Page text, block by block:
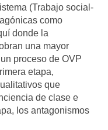
(Trabajo social-
como
donde la
una mayor
proceso de OVP
etapa,
que
de clase e
los antagonismos